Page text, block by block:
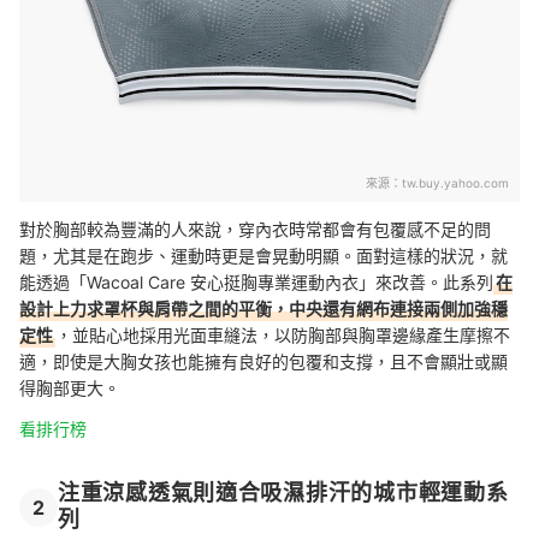
來源： tw.buy.yahoo.com
對於胸部較為豐滿的人來說，穿內衣時常都會有包覆感不足的問
題，尤其是在跑步、運動時更是會晃動明顯。面對這樣的狀況，就
能透過「Wacoal Care 安心挺胸專業運動內衣」來改善。此系列在
設計上力求罩杯與肩帶之間的平衡，中央還有網布連接兩側加強穩
定性 ，並貼心地採用光面車縫法，以防胸部與胸罩邊緣產生摩擦不
適，即使是大胸女孩也能擁有良好的包覆和支撐，且不會顯壯或顯
得胸部更大。
看排行榜
2
注重涼感透氣則適合吸濕排汗的城市輕運動系
列